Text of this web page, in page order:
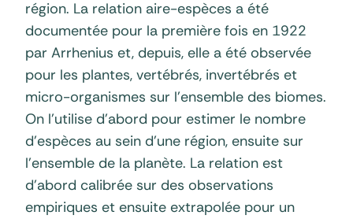
région. La relation aire-espèces a été
documentée pour la première fois en 1922
par Arrhenius et, depuis, elle a été observée
pour les plantes, vertébrés, invertébrés et
micro-organismes sur l’ensemble des biomes.
On l’utilise d’abord pour estimer le nombre
d’espèces au sein d’une région, ensuite sur
l’ensemble de la planète. La relation est
d’abord calibrée sur des observations
empiriques et ensuite extrapolée pour un